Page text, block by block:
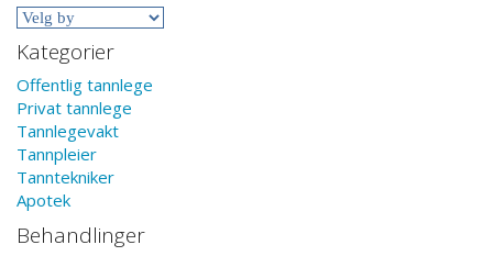
Kategorier
Offentlig tannlege
Privat tannlege
Tannlegevakt
Tannpleier
Tanntekniker
Apotek
Behandlinger